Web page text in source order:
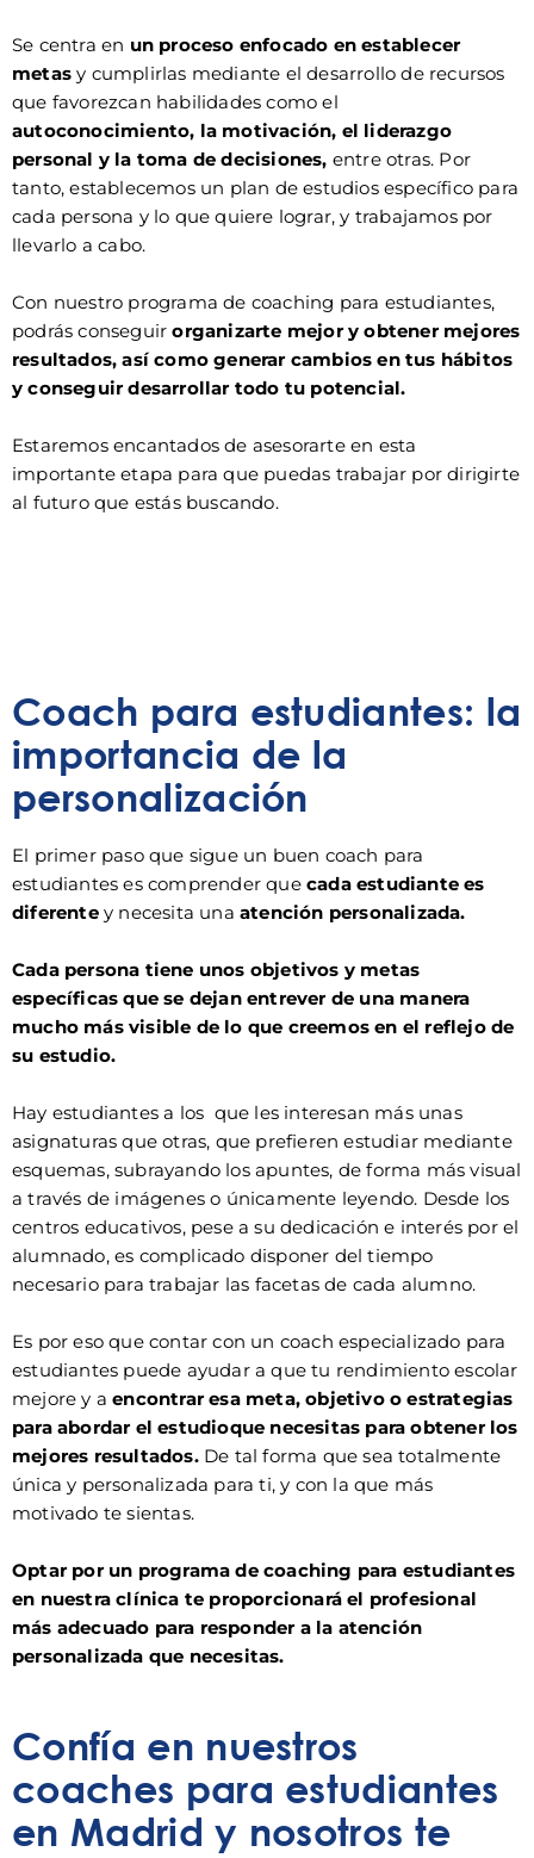
Se centra en un proceso enfocado en establecer
metas y cumplirlas mediante el desarrollo de recursos
que favorezcan habilidades como el
autoconocimiento, la motivación, el liderazgo
personal y la toma de decisiones, entre otras. Por
tanto, establecemos un plan de estudios específico para
cada persona y lo que quiere lograr, y trabajamos por
llevarlo a cabo.
Con nuestro programa de coaching para estudiantes,
podrás conseguir organizarte mejor y obtener mejores
resultados, así como generar cambios en tus hábitos
y conseguir desarrollar todo tu potencial.
Estaremos encantados de asesorarte en esta
importante etapa para que puedas trabajar por dirigirte
al futuro que estás buscando.
Coach para estudiantes: la
importancia de la
personalización
El primer paso que sigue un buen coach para
estudiantes es comprender que cada estudiante es
diferentey necesita unaatención personalizada.
Cada persona tiene unos objetivos y metas
específicas que se dejan entrever de una manera
mucho más visible de lo que creemos en el reflejo de
su estudio.
Hay estudiantes a los que les interesan más unas
asignaturas que otras, que prefieren estudiar mediante
esquemas, subrayando los apuntes, de forma más visual
a través de imágenes o únicamente leyendo. Desde los
centros educativos, pese a su dedicación e interés por el
alumnado, es complicado disponer del tiempo
necesario para trabajar las facetas de cada alumno.
Es por eso que contar con un coach especializado para
estudiantes puede ayudar a que tu rendimiento escolar
mejore y aencontrar esa meta, objetivo o estrategias
para abordar el estudioque necesitas para obtener los
mejores resultados.De tal forma que sea totalmente
única y personalizada para ti, y con la que más
motivado te sientas.
Optar por un programa de coaching para estudiantes
en nuestra clínica te proporcionará el profesional
más adecuado para responder a la atención
personalizada que necesitas.
Confía en nuestros
coaches para estudiantes
en Madrid y nosotros te